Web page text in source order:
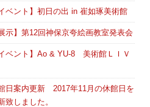
イベント】初日の出 in 崔如琢美術館
展示】第12回神保京夸絵画教室発表会
イベント】Ao & YU-8 美術館ＬＩＶ
日案内更新 2017年11月の休館日を
致しました。